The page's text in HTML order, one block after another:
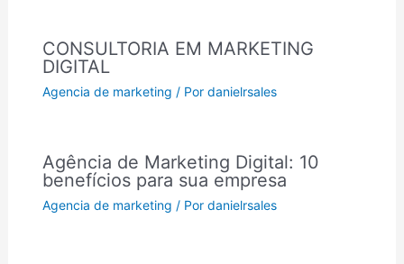
CONSULTORIA EM MARKETING
DIGITAL
Agencia de marketing / Pordanielrsales
Agência de Marketing Digital: 10
benefícios para sua empresa
Agencia de marketing / Pordanielrsales